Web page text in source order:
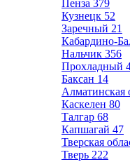
Пенза 379
Кузнецк 52
Заречный 21
Кабардино-
Нальчик 356
Прохладный
Баксан 14
Алматинская
Каскелен 80
Талгар 68
Капшагай 47
Тверская
Тверь 222